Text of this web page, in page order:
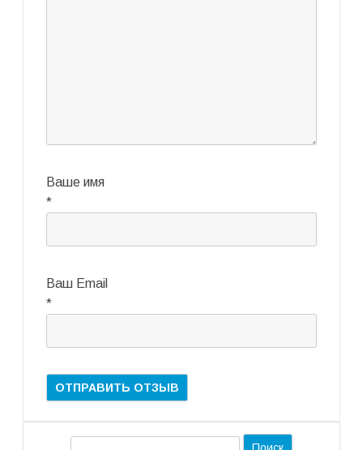
Ваше имя
*
Ваш Email
*